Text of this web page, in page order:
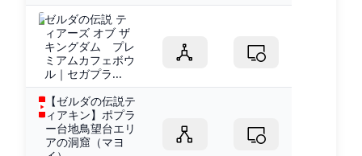
ゼルダの伝説 テ
ィアーズ オブ ザ
キングダム プレ
ミアムカフェボウ
ル｜セガプラ...
【ゼルダの伝説テ
ィアキン】ポプラ
ー台地鳥望台エリ
アの洞窟（マヨ